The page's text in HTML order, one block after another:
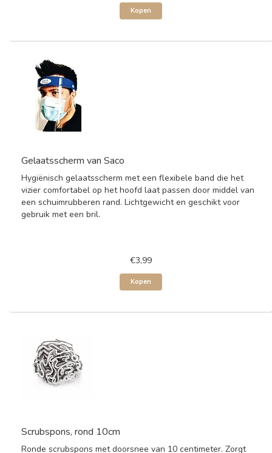
Kopen
Gelaatsscherm van Saco
Hygiënisch gelaatsscherm met een flexibele band die het
vizier comfortabel op het hoofd laat passen door middel van
een schuimrubberen rand. Lichtgewicht en geschikt voor
gebruik met een bril.
€3,99
Kopen
Scrubspons, rond 10cm
Ronde scrubspons met doorsnee van 10 centimeter. Zorgt